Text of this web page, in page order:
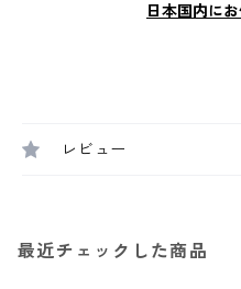
日本国内に
レビュー
最近チェックした商品